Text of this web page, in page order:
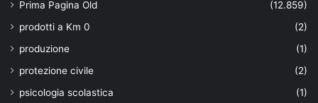
Prima Pagina Old
(12.859)
prodotti a Km 0
(2)
produzione
(1)
protezione civile
(2)
psicologia scolastica
(1)